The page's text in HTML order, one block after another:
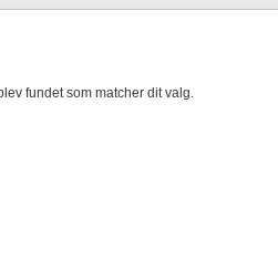
fundet som matcher dit valg.